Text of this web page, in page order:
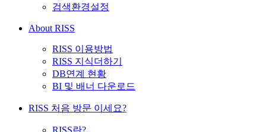
검색환경설정
About RISS
RISS 이용방법
RISS 지식더하기
DB연계 현황
BI 및 배너 다운로드
RISS 처음 방문 이세요?
RISS란?